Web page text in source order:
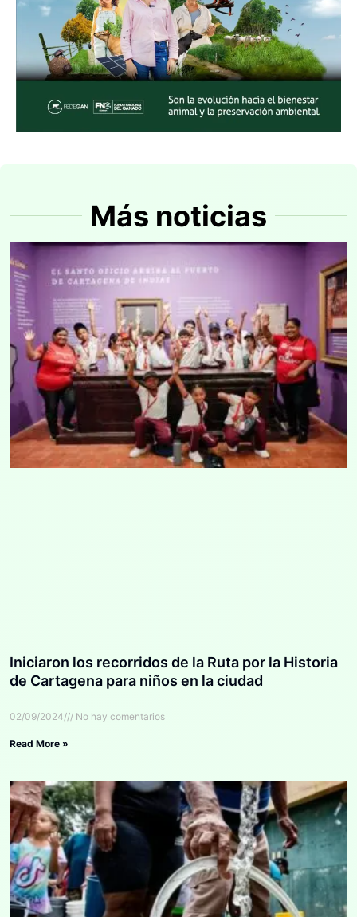
Más noticias
Iniciaron los recorridos de la Ruta por la Historia
de Cartagena para niños en la ciudad
02/09/2024 No hay comentarios
Read More »